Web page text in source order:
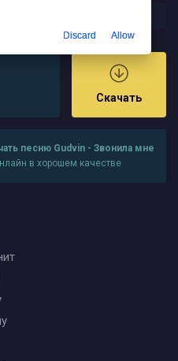
Скачать
песню Gudvin - Звонила мне
в хорошем качестве
Discard Allow